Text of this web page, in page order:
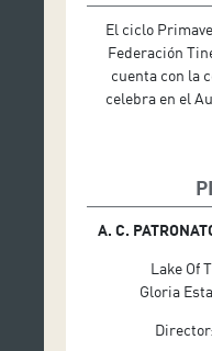
El ciclo
Federación
cuenta con la
celebra en el
A. C.
Lake Of
Gloria